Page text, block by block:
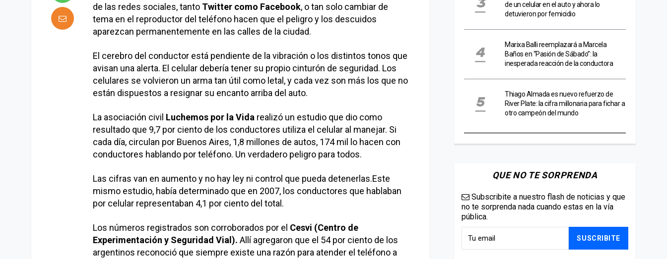
de las redes sociales, tanto Twitter como Facebook, o tan solo cambiar de
tema en el reproductor del teléfono hacen que el peligro y los descuidos
aparezcan permanentemente en las calles de la ciudad.
El cerebro del conductor está pendiente de la vibración o los distintos tonos que
avisan una alerta. El celular debería tener su propio cinturón de seguridad. Los
celulares se volvieron un arma tan útil como letal, y cada vez son más los que no
están dispuestos a resignar su encanto arriba del auto.
La asociación civil Luchemos por la Vida realizó un estudio que dio como
resultado que 9,7 por ciento de los conductores utiliza el celular al manejar. Si
cada día, circulan por Buenos Aires, 1,8 millones de autos, 174 mil lo hacen con
conductores hablando por teléfono. Un verdadero peligro para todos.
Las cifras van en aumento y no hay ley ni control que pueda detenerlas.Este
mismo estudio, había determinado que en 2007, los conductores que hablaban
por celular representaban 4,1 por ciento del total.
Los números registrados son corroborados por el Cesvi (Centro de
Experimentación y Seguridad Vial). Allí agregaron que el 54 por ciento de los
argentinos reconoció que siempre existe una razón para atender el teléfono a
de un celular en el auto y ahora lo
detuvieron por femicidio
Marixa Balli reemplazará a Marcela
Baños en “Pasión de Sábado”: la
inesperada reacción de la conductora
Thiago Almada es nuevo refuerzo de
River Plate: la cifra millonaria para fichar a
otro campeón del mundo
QUE NO TE SORPRENDA
Subscribite a nuestro flash de noticias y que
no te sorprenda nada cuando estas en la vía
pública.
SUSCRIBITE